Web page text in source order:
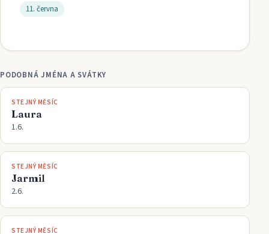
11. června
PODOBNÁ JMÉNA A SVÁTKY
STEJNÝ MĚSÍC
Laura
1.6.
STEJNÝ MĚSÍC
Jarmil
2.6.
STEJNÝ MĚSÍC